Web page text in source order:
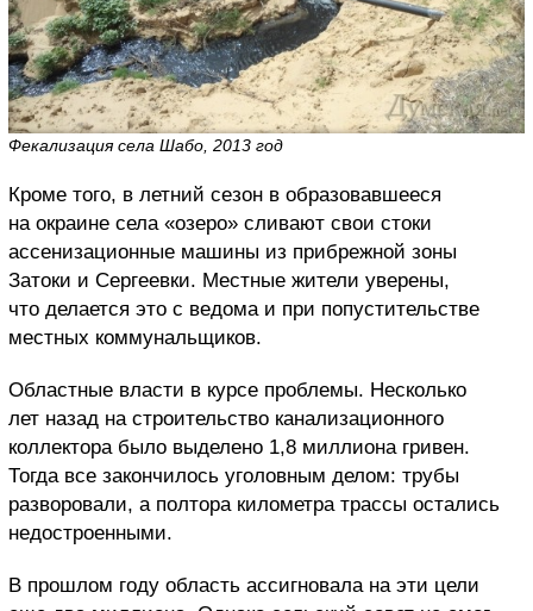
Фекализация села Шабо, 2013 год
Кроме того, в летний сезон в образовавшееся
на окраине села «озеро» сливают свои стоки
ассенизационные машины из прибрежной зоны
Затоки и Сергеевки. Местные жители уверены,
что делается это с ведома и при попустительстве
местных коммунальщиков.
Областные власти в курсе проблемы. Несколько
лет назад на строительство канализационного
коллектора было выделено 1,8 миллиона гривен.
Тогда все закончилось уголовным делом: трубы
разворовали, а полтора километра трассы остались
недостроенными.
В прошлом году область ассигновала на эти цели